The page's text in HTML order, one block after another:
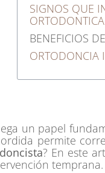
SIGNOS QUE
ORTODONTICA
BENEFICIOS
ORTODONCIA
un papel
permite
? En este
temprana.